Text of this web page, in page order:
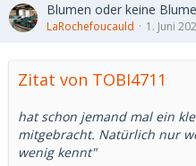
weiterer sd ja doppelt lohnt,
weniger geben, ist ja eh ein
Aber es gibt ja SB die
anderen Treffen aus und
muss ja nicht jedem so
Blumen oder keine
LaRochefoucauld 1. Juni
Zitat von TOBI4711
hat schon jemand mal ein
mitgebracht. Natürlich nur
wenig kennt"